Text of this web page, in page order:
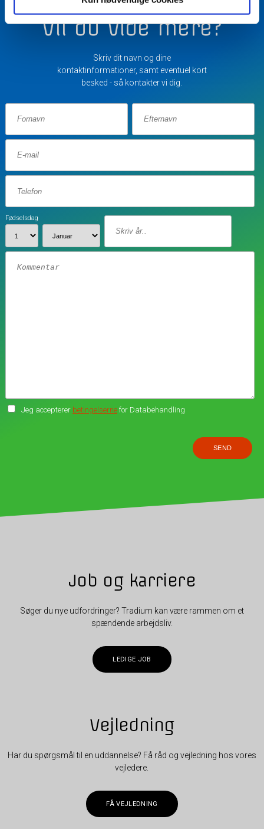
Vil du vide mere?
Skriv dit navn og dine
kontaktinformationer, samt eventuel kort
besked - så kontakter vi dig.
Fødselsdag
Jeg accepterer betingelsernefor Databehandling
Job og karriere
Søger du nye udfordringer? Tradium kan være rammen om et
spændende arbejdsliv.
LEDIGE JOB
Vejledning
Har du spørgsmål til en uddannelse? Få råd og vejledning hos vores
vejledere.
FÅ VEJLEDNING